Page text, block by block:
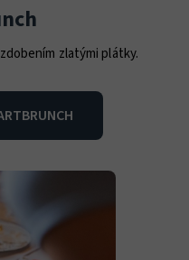
zlatými plátky.